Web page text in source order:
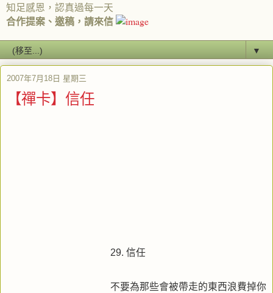
知足感恩，認真過每一天
合作提案、邀稿，請來信
▼
2007年7月18日 星期三
【禪卡】信任
29. 信任
不要為那些會被帶走的東西浪費掉你